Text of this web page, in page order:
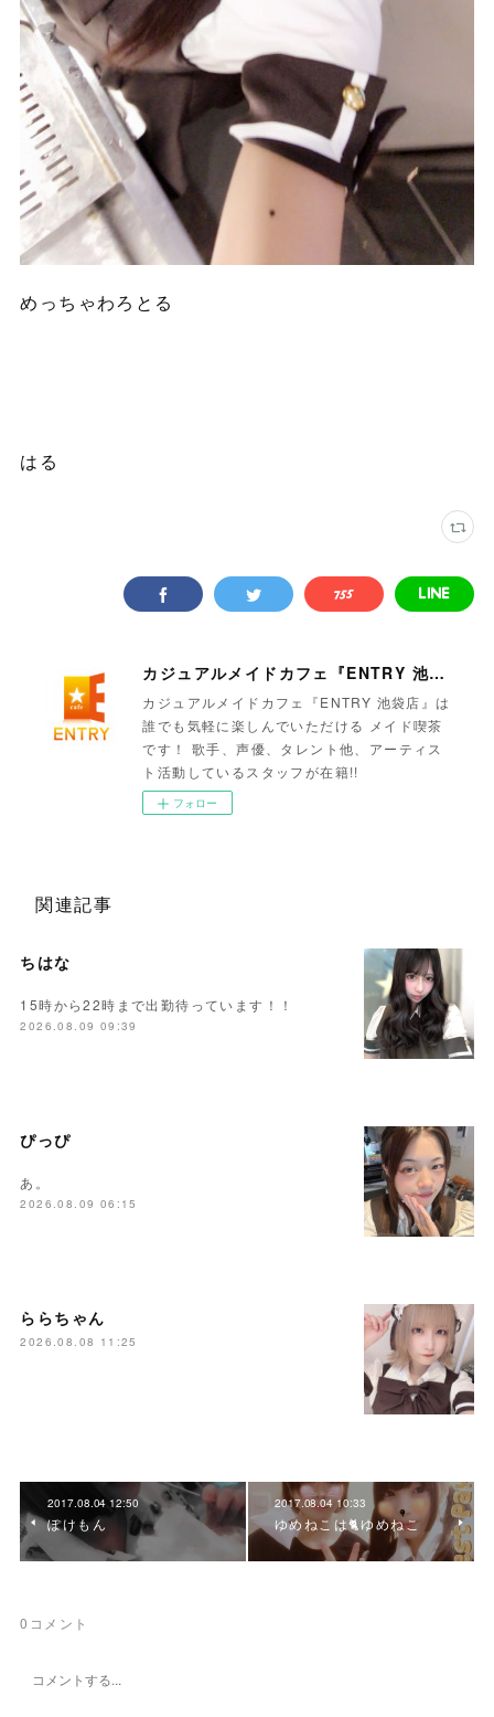
めっちゃわろとる
はる
カジュアルメイドカフェ『ENTRY 池袋店』
カジュアルメイドカフェ『ENTRY 池袋店』は
誰でも気軽に楽しんでいただける メイド喫茶
です！ 歌手、声優、タレント他、アーティス
ト活動しているスタッフが在籍!!
フォロー
関連記事
ちはな
15時から22時まで出勤待っています！！
2026.08.09 09:39
ぴっぴ
あ。
2026.08.09 06:15
ららちゃん
2026.08.08 11:25
2017.08.04 12:50
ぽけもん
2017.08.04 10:33
ゆめねこは🐈ゆめねこ
0 コメント